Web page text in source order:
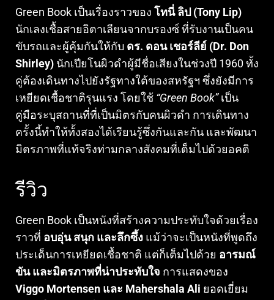
Green Book เป็นเรื่องราวของ โทนี่ ลิป (Tony Lip)
นักเลงเชื้อสายอิตาเลียนจากบรองซ์ ที่รับงานเป็นคน
ขับรถและผู้คุ้มกันให้กับ ดร. ดอน เชอร์ลีย์ (Dr. Don
Shirley) นักเปียโนผิวดำผู้มีชื่อเสียงในช่วงปี 1960 ทั้ง
คู่ต้องเดินทางไปยังรัฐทางใต้ของสหรัฐฯ ซึ่งยังมีการ
เหยียดเชื้อชาติรุนแรง โดยใช้ “Green Book”เป็น
คู่มือระบุสถานที่ที่เป็นมิตรกับคนผิวดำ การเดินทาง
ครั้งนี้ทำให้ทั้งสองได้เรียนรู้ซึ่งกันและกัน และพัฒนา
มิตรภาพที่แท้จริงท่ามกลางสังคมที่เต็มไปด้วยอคติ
รีวิว
Green Book เป็นหนังที่สร้างความประทับใจด้วยเรื่อง
ราวที่ อบอุ่น สนุก และลึกซึ้ง แม้ว่าจะเป็นหนังที่พูดถึง
ประเด็นการเหยียดเชื้อชาติ แต่ก็เต็มไปด้วย อารมณ์
ขัน และมิตรภาพที่น่าประทับใจ การแสดงของ
Viggo Mortensen และ Mahershala Ali ยอดเยี่ยม